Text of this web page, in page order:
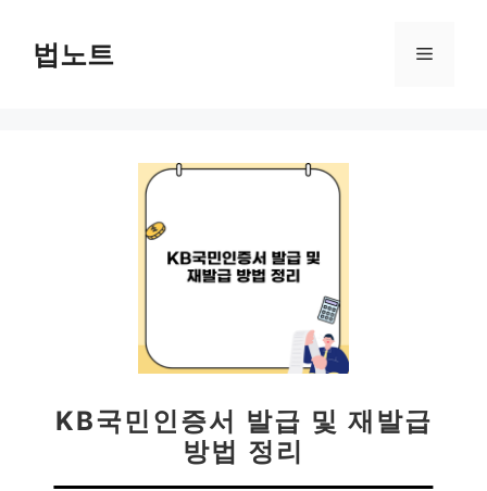
법노트 메
KB국민인증서 발급 및 재발급
방법 정리